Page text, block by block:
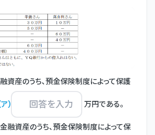
資産のうち、預金保険制度によって保護
ア) 万円である。
融資産のうち、預金保険制度によって保